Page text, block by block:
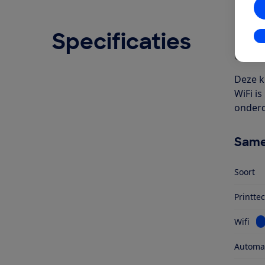
Specificaties
Deze
WiFi
Soort
Wifi